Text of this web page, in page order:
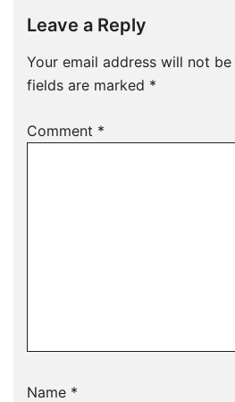
Leave a Reply
Your email address will not be
fields are marked *
Comment *
Name *